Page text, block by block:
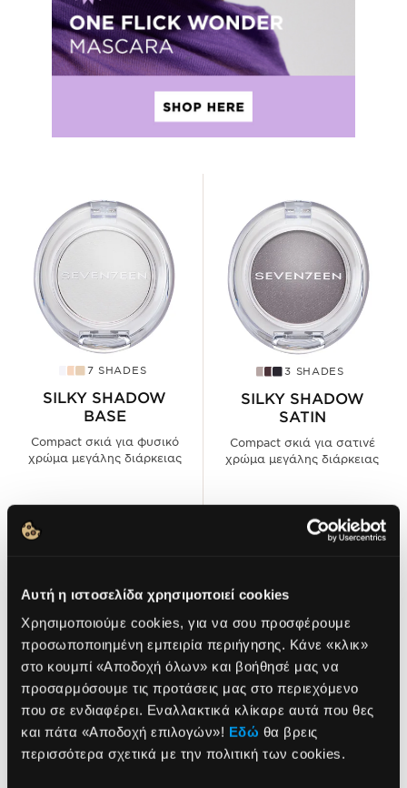
Αυτή η ιστοσελίδα χρησιμοποιεί cookies
Χρησιμοποιούμε cookies, για να σου προσφέρουμε
προσωποποιημένη εμπειρία περιήγησης. Κάνε «κλικ»
στο κουμπί «Αποδοχή όλων» και βοήθησέ μας να
προσαρμόσουμε τις προτάσεις μας στο περιεχόμενο
που σε ενδιαφέρει. Εναλλακτικά κλίκαρε αυτά που θες
και πάτα «Αποδοχή επιλογών»! Εδώ θα βρεις
περισσότερα σχετικά με την πολιτική των cookies.
7 SHADES
SILKY SHADOW
BASE
Compact σκιά για φυσικό
χρώμα μεγάλης διάρκειας
3 SHADES
SILKY SHADOW
SATIN
Compact σκιά για σατινέ
χρώμα μεγάλης διάρκειας
NEWSLETTER